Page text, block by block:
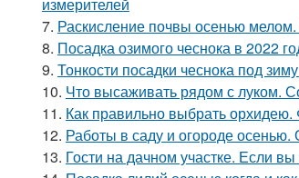
7. Раскисление почвы осенью
8. Посадка озимого чеснока в 2022
9. Тонкости посадки чеснока под
10. Что высаживать рядом с луком.
11. Как правильно выбрать
12. Работы в саду и огороде
13. Гости на дачном участке. Если